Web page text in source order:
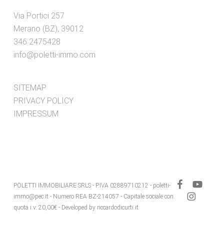
Via Portici 257
Merano (BZ), 39012
346 2475428
info@poletti-immo.com
SITEMAP
PRIVACY POLICY
IMPRESSUM
POLETTI IMMOBILIARE SRLS - P.IVA 02889710212 - poletti-
immo@pec.it - Numero REA BZ-214057 - Capitale sociale con
quota i.v. 20,00€ - Developed by riccardodicurti.it
facebookyoutube
instagram